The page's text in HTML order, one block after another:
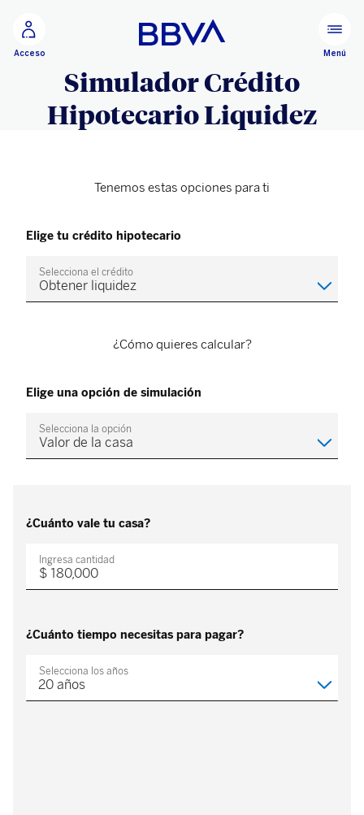
Acceso Menú
Simulador Crédito
Hipotecario Liquidez